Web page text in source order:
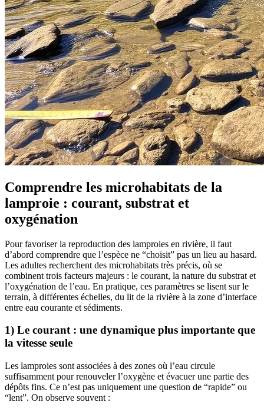
Comprendre les microhabitats de la
lamproie : courant, substrat et
oxygénation
Pour favoriser la reproduction des lamproies en rivière, il faut
d’abord comprendre que l’espèce ne “choisit” pas un lieu au hasard.
Les adultes recherchent des microhabitats très précis, où se
combinent trois facteurs majeurs : le courant, la nature du substrat et
l’oxygénation de l’eau. En pratique, ces paramètres se lisent sur le
terrain, à différentes échelles, du lit de la rivière à la zone d’interface
entre eau courante et sédiments.
1) Le courant : une dynamique plus importante que
la vitesse seule
Les lamproies sont associées à des zones où l’eau circule
suffisamment pour renouveler l’oxygène et évacuer une partie des
dépôts fins. Ce n’est pas uniquement une question de “rapide” ou
“lent”. On observe souvent :